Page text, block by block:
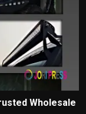
Wholesale